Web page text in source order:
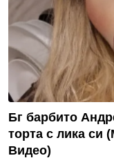
Бг барбито
торта с лика си
Видео)